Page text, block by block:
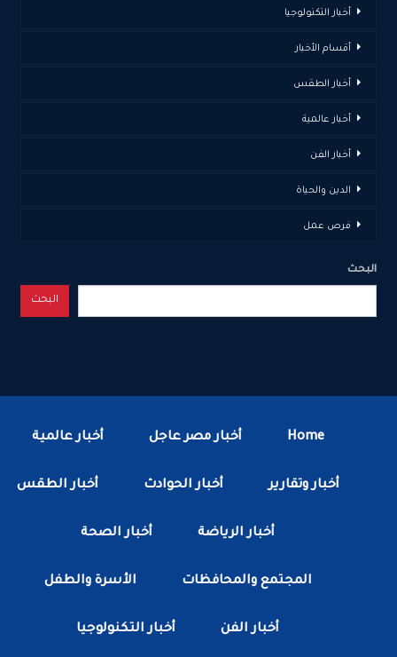
أخبار التكنولوجيا
أقسام الأخبار
أخبار الطقس
أخبار عالمية
أخبار الفن
الدين والحياة
فرص عمل
البحث
البحث
Home أخبار مصر عاجل أخبار عالمية
أخبار وتقارير أخبار الحوادث أخبار الطقس
أخبار الرياضة أخبار الصحة
المجتمع والمحافظات الأسرة والطفل
أخبار الفن أخبار التكنولوجيا